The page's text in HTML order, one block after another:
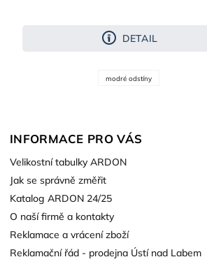
DETAIL
modré odstíny
INFORMACE PRO VÁS
Velikostní tabulky ARDON
Jak se správně změřit
Katalog ARDON 24/25
O naší firmě a kontakty
Reklamace a vrácení zboží
Reklamační řád - prodejna Ústí nad Labem